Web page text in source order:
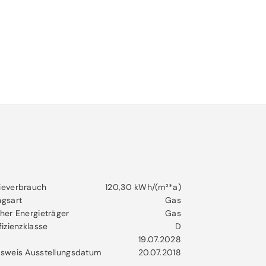
120,30 kWh/(m²*a)
Gas
Energieträger
Gas
D
19.07.2028
Ausstellungsdatum
20.07.2018